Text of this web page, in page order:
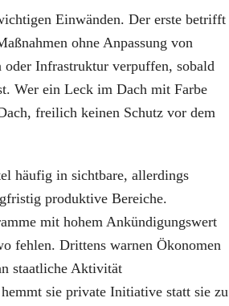
Einwänden. Der erste betrifft
ohne Anpassung von
oder Infrastruktur verpuffen, sobald
Wer ein Leck im Dach mit Farbe
freilich keinen Schutz vor dem
häufig in sichtbare, allerdings
produktive Bereiche.
mit hohem Ankündigungswert
fehlen. Drittens warnen Ökonomen
staatliche Aktivität
sie private Initiative statt sie zu